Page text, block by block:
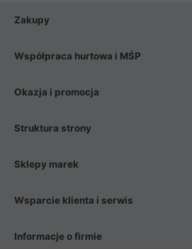
Zakupy
Współpraca hurtowa i MŚP
Okazja i promocja
Struktura strony
Sklepy marek
Wsparcie klienta i serwis
Informacje o firmie